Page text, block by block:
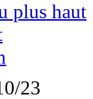
plus haut
23